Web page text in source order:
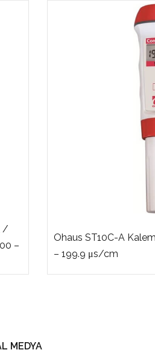
/
–
Ohaus ST10C-A
– 199.9 μs/cm
MEDYA